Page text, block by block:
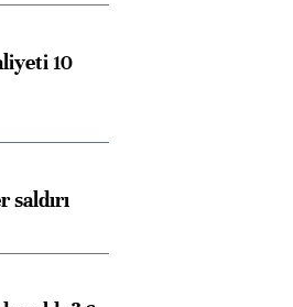
Unicredit ile
hazırlanıyor
10
saldırı